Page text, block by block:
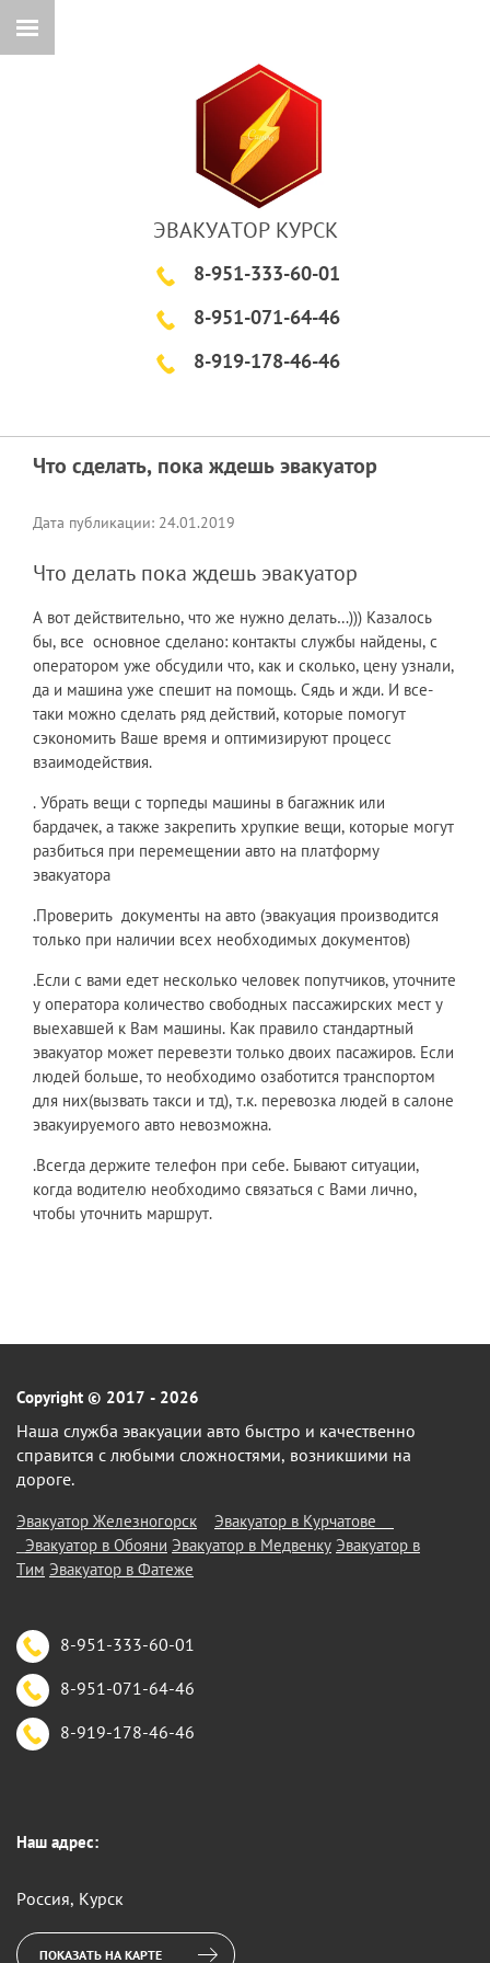
ЭВАКУАТОР КУРСК
8-951-333-60-01
8-951-071-64-46
8-919-178-46-46
Что сделать, пока ждешь эвакуатор
Дата публикации: 24.01.2019
Что делать пока ждешь эвакуатор
А вот действительно, что же нужно делать…))) Казалось
бы, все основное сделано: контакты службы найдены, с
оператором уже обсудили что, как и сколько, цену узнали,
да и машина уже спешит на помощь. Сядь и жди. И все-
таки можно сделать ряд действий, которые помогут
сэкономить Ваше время и оптимизируют процесс
взаимодействия.
. Убрать вещи с торпеды машины в багажник или
бардачек, а также закрепить хрупкие вещи, которые могут
разбиться при перемещении авто на платформу
эвакуатора
.Проверить документы на авто (эвакуация производится
только при наличии всех необходимых документов)
.Если с вами едет несколько человек попутчиков, уточните
у оператора количество свободных пассажирских мест у
выехавшей к Вам машины. Как правило стандартный
эвакуатор может перевезти только двоих пасажиров. Если
людей больше, то необходимо озаботится транспортом
для них(вызвать такси и тд), т.к. перевозка людей в салоне
эвакуируемого авто невозможна.
.Всегда держите телефон при себе. Бывают ситуации,
когда водителю необходимо связаться с Вами лично,
чтобы уточнить маршрут.
Copyright © 2017 - 2026
Наша служба эвакуации авто быстро и качественно
справится с любыми сложностями, возникшими на
дороге.
Эвакуатор Железногорск
Эвакуатор в Курчатове
Эвакуатор в Обояни Эвакуатор в Медвенку Эвакуатор в
Тим Эвакуатор в Фатеже
8-951-333-60-01
8-951-071-64-46
8-919-178-46-46
Наш адрес:
Россия, Курск
ПОКАЗАТЬ НА КАРТЕ